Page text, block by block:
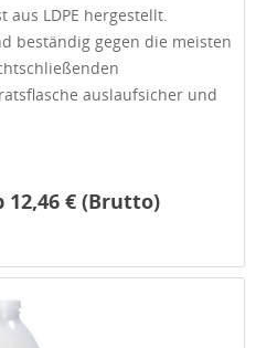
aus LDPE hergestellt.
beständig gegen die meisten
auslaufsicher und
12,46 € (Brutto)